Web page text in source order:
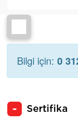
Bilgi için: 0
Sertifika